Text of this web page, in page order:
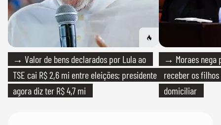
→ Valor de bens declarados por Lula ao
TSE cai R$ 2,6 mi entre eleições; presidente
agora diz ter R$ 4,7 mi
→ Moraes nega
receber os filhos
domiciliar